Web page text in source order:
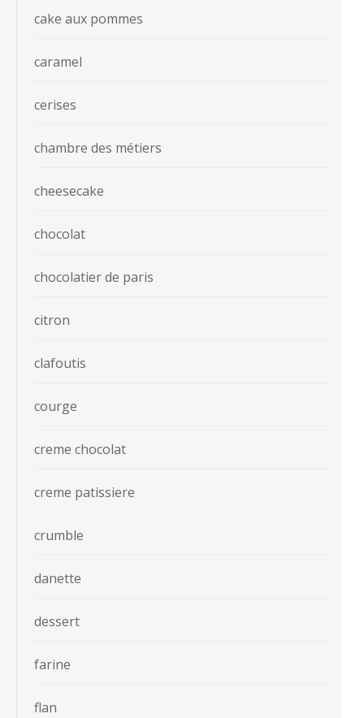
cake aux pommes
caramel
cerises
chambre des métiers
cheesecake
chocolat
chocolatier de paris
citron
clafoutis
courge
creme chocolat
creme patissiere
crumble
danette
dessert
farine
flan